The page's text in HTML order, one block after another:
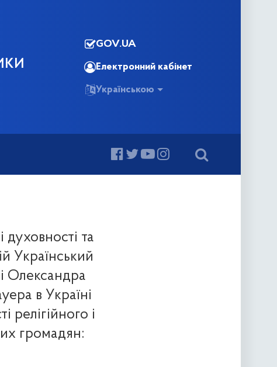
GOV.UA
Електронний кабінет
Українською
духовності та
Український
Олександра
в Україні
релігійного і
громадян: